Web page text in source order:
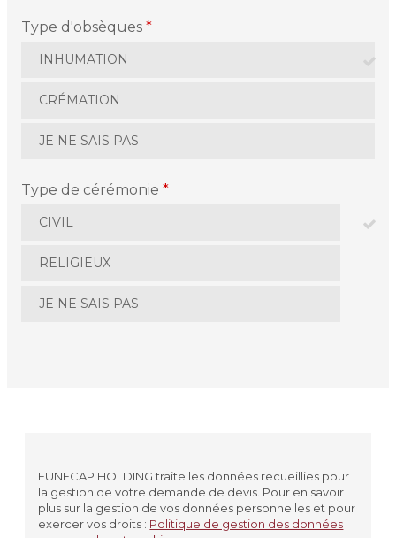
Type d'obsèques*
INHUMATION
CRÉMATION
JE NE SAIS PAS
Type de cérémonie*
CIVIL
RELIGIEUX
JE NE SAIS PAS
MONSIEUR
FUNECAP HOLDING traite les données recueillies pour
la gestion de votre demande de devis. Pour en savoir
plus sur la gestion de vos données personnelles et pour
exercer vos droits : Politique de gestion des données